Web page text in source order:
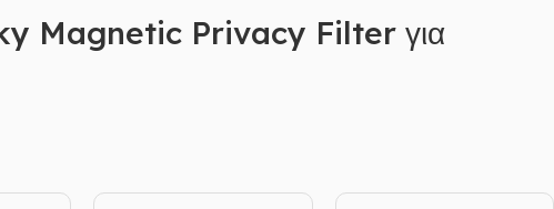
Magnetic Privacy Filter για